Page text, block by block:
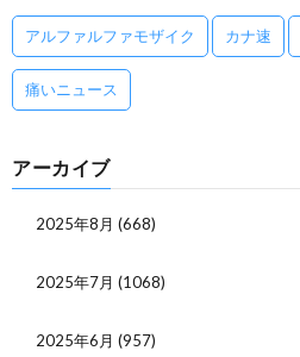
アルファルファモザイク カナ速
痛いニュース
アーカイブ
2025年8月 (668)
2025年7月 (1068)
2025年6月 (957)